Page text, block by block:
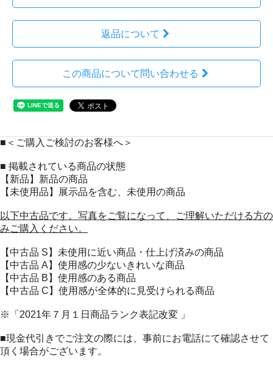
返品について
この商品について問い合わせる
■＜ご購入ご検討のお客様へ＞
■ 掲載されている商品の状態
【新品】新品の商品
【未使用品】展示品を含む、未使用の商品
以下中古品です。写真をご覧になって、ご理解いただける方の
みご購入ください。
【中古品 S】未使用に近い商品・仕上げ済みの商品
【中古品 A】使用感の少ないきれいな商品
【中古品 B】使用感のある商品
【中古品 C】使用感が全体的に見受けられる商品
※「2021年７月１日商品ランク表記改変 」
■現金代引きでご注文の際には、事前にお電話にて確認させて
頂く場合がございます。